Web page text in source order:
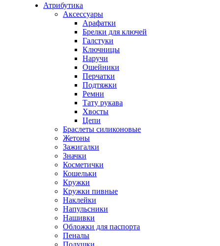
Атрибутика
Аксессуары
Арафатки
Брелки для ключей
Галстуки
Ключницы
Наручи
Ошейники
Перчатки
Подтяжки
Ремни
Тату рукава
Хвосты
Цепи
Браслеты силиконовые
Жетоны
Зажигалки
Значки
Косметички
Кошельки
Кружки
Кружки пивные
Наклейки
Напульсники
Нашивки
Обложки для паспорта
Пеналы
Подушки